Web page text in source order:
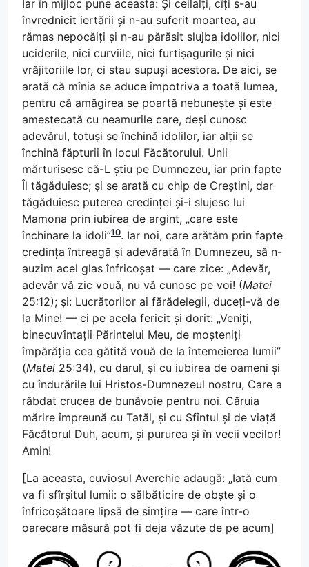
Iar în mijloc pune aceasta: Și ceilalți, cîți s-au
învrednicit iertării și n-au suferit moartea, au
rămas nepocăiți și n-au părăsit slujba idolilor, nici
uciderile, nici curviile, nici furtișagurile și nici
vrăjitoriile lor, ci stau supuși acestora. De aici, se
arată că mînia se aduce împotriva a toată lumea,
pentru că amăgirea se poartă nebunește și este
amestecată cu neamurile care, deși cunosc
adevărul, totuși se închină idolilor, iar alții se
închină făpturii în locul Făcătorului. Unii
mărturisesc că-L știu pe Dumnezeu, iar prin fapte
Îl tăgăduiesc; și se arată cu chip de Creștini, dar
tăgăduiesc puterea credinței și-i slujesc lui
Mamona prin iubirea de argint, „care este
închinare la idoli”10. Iar noi, care arătăm prin fapte
credința întreagă și adevărată în Dumnezeu, să n-
auzim acel glas înfricoșat — care zice: „Adevăr,
adevăr vă zic vouă, nu vă cunosc pe voi! (Matei
25:12); și: Lucrătorilor ai fărădelegii, duceți-vă de
la Mine! — ci pe acela fericit și dorit: „Veniți,
binecuvîntații Părintelui Meu, de moșteniți
împărăția cea gătită vouă de la întemeierea lumii”
(Matei 25:34), cu darul, și cu iubirea de oameni și
cu îndurările lui Hristos-Dumnezeul nostru, Care a
răbdat crucea de bunăvoie pentru noi. Căruia
mărire împreună cu Tatăl, și cu Sfîntul și de viață
Făcătorul Duh, acum, și pururea și în vecii vecilor!
Amin!
[La aceasta, cuviosul Averchie adaugă: „Iată cum
va fi sfîrșitul lumii: o sălbăticire de obște și o
înfricoșătoare lipsă de simțire — care într-o
oarecare măsură pot fi deja văzute de pe acum]